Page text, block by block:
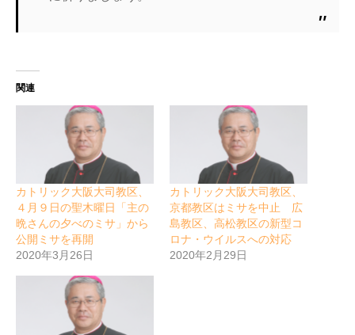
関連
カトリック大阪大司教区、
４月９日の聖木曜日「主の
晩さんの夕べのミサ」から
公開ミサを再開
2020年3月26日
カトリック大阪大司教区、
京都教区はミサを中止 広
島教区、高松教区の新型コ
ロナ・ウイルスへの対応
2020年2月29日